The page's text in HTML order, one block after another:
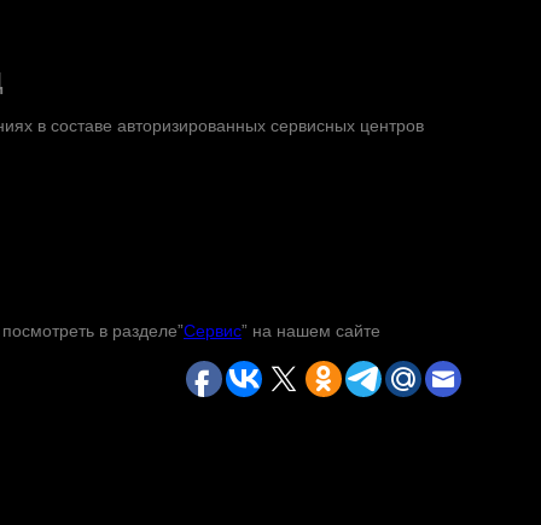
в составе авторизированных сервисных центров
в разделе”Сервис” на нашем сайте